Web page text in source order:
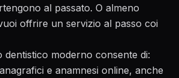
al passato. O almeno
offrire un servizio al passo coi
dentistico moderno consente di:
e anamnesi online, anche